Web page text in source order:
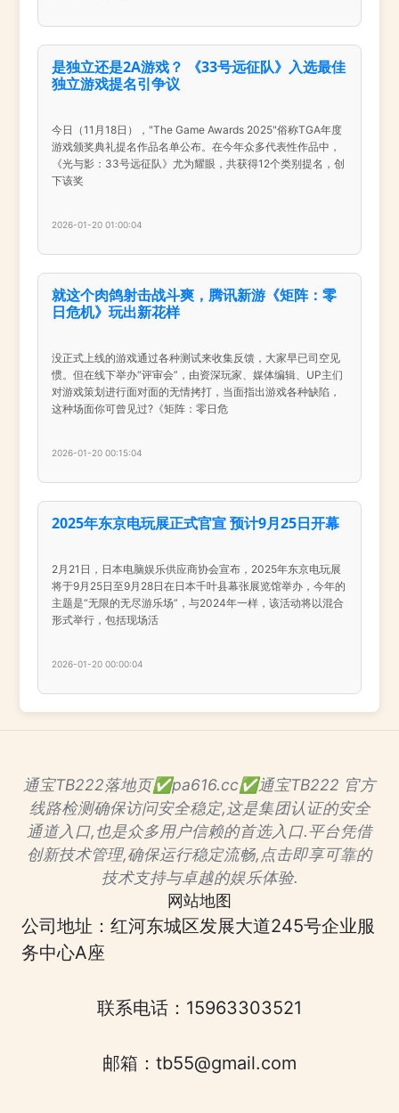
是独立还是2A游戏？ 《33号远征队》入选最佳
独立游戏提名引争议
今日（11月18日），"The Game Awards 2025"俗称TGA年度
游戏颁奖典礼提名作品名单公布。在今年众多代表性作品中，
《光与影：33号远征队》尤为耀眼，共获得12个类别提名，创
下该奖
2026-01-20 01:00:04
就这个肉鸽射击战斗爽，腾讯新游《矩阵：零
日危机》玩出新花样
没正式上线的游戏通过各种测试来收集反馈，大家早已司空见
惯。但在线下举办“评审会”，由资深玩家、媒体编辑、UP主们
对游戏策划进行面对面的无情拷打，当面指出游戏各种缺陷，
这种场面你可曾见过?《矩阵：零日危
2026-01-20 00:15:04
2025年东京电玩展正式官宣 预计9月25日开幕
2月21日，日本电脑娱乐供应商协会宣布，2025年东京电玩展
将于9月25日至9月28日在日本千叶县幕张展览馆举办，今年的
主题是“无限的无尽游乐场”，与2024年一样，该活动将以混合
形式举行，包括现场活
2026-01-20 00:00:04
通宝TB222落地页✅pa616.cc✅通宝TB222 官方
线路检测确保访问安全稳定,这是集团认证的安全
通道入口,也是众多用户信赖的首选入口.平台凭借
创新技术管理,确保运行稳定流畅,点击即享可靠的
技术支持与卓越的娱乐体验.
网站地图
公司地址：红河东城区发展大道245号企业服
务中心A座
联系电话：15963303521
邮箱：tb55@gmail.com